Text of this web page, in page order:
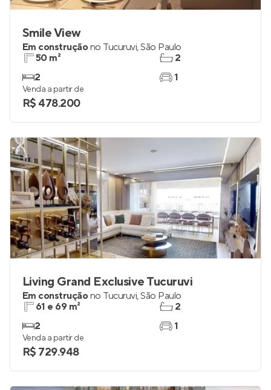
Smile View
Em construçãono Tucuruvi,São Paulo
50 m²
2
2
1
Venda a partir de
R$ 478.200
Living Grand Exclusive Tucuruvi
Em construçãono Tucuruvi,São Paulo
61 e 69 m²
2
2
1
Venda a partir de
R$ 729.948